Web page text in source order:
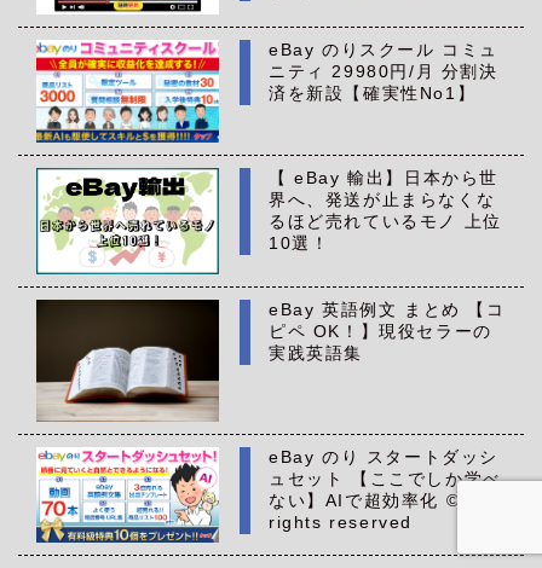
eBay のりスクール コミュ
ニティ 29980円/月 分割決
済を新設【確実性No1】
【 eBay 輸出】日本から世
界へ、発送が止まらなくな
るほど売れているモノ 上位
10選！
eBay 英語例文 まとめ 【コ
ピペ OK！】現役セラーの
実践英語集
eBay のり スタートダッシ
ュセット 【ここでしか学べ
ない】AIで超効率化 ©All
rights reserved